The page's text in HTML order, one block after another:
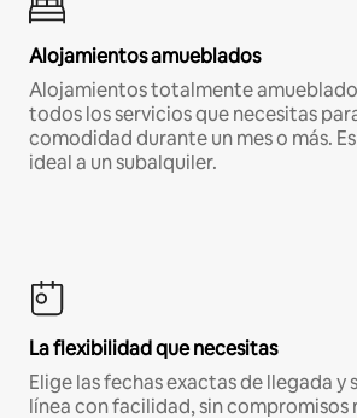
Alojamientos amueblados
Alojamientos totalmente
todos los servicios que necesitas
comodidad durante un mes o más.
ideal a un subalquiler.
La flexibilidad que necesitas
Elige las fechas exactas de llegada y
línea con facilidad, sin compromisos